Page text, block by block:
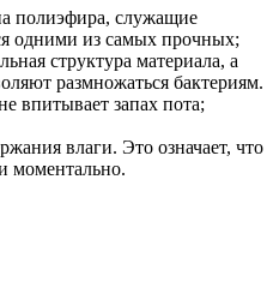
полиэфира, служащие
одними из самых прочных;
структура материала, а
размножаться бактериям.
впитывает запах пота;
влаги. Это означает, что
моментально.